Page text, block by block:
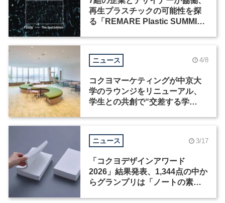
再生プラスチックの可能性を探
る「REMARE Plastic SUMMIT
ニュース 4/8
コクヨマーケティングが中京大
学のラウンジをリニューアル、
学生との共創で“交差する学
ニュース 3/17
「コクヨデザインアワード
2026」結果発表、1,344点の中か
らグランプリは「ノートの素」